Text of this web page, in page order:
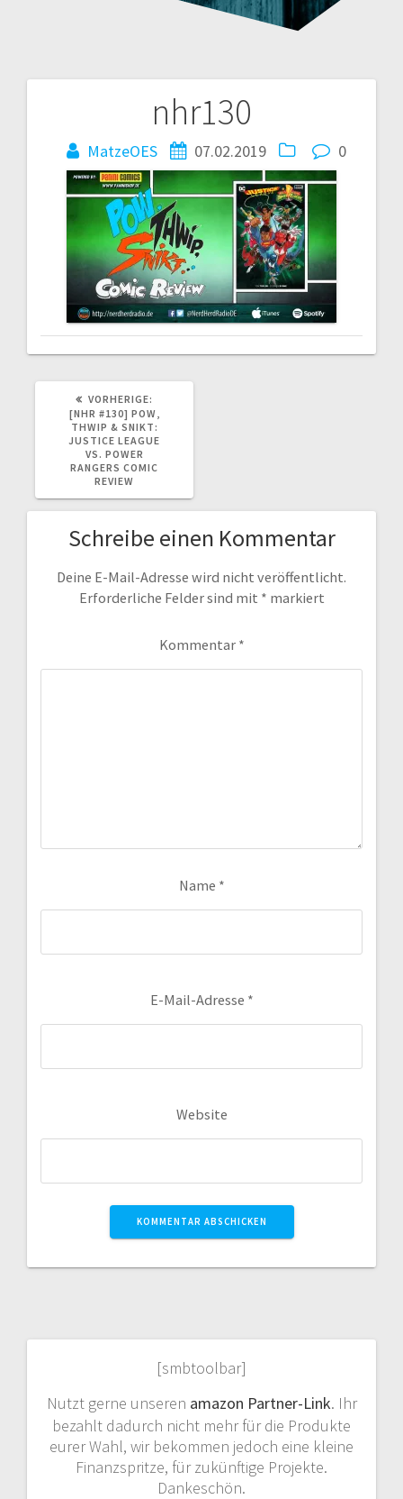
nhr130
MatzeOES 07.02.2019 0
Beitragsnavigation
VORHERIGE:
BEITRAG:
[NHR #130] POW,
THWIP & SNIKT:
JUSTICE LEAGUE
VS. POWER
RANGERS COMIC
REVIEW
Schreibe einen Kommentar
Deine E-Mail-Adresse wird nicht veröffentlicht.
Erforderliche Felder sind mit * markiert
Kommentar *
Name *
E-Mail-Adresse *
Website
[smbtoolbar]
Nutzt gerne unseren amazon Partner-Link. Ihr
bezahlt dadurch nicht mehr für die Produkte
eurer Wahl, wir bekommen jedoch eine kleine
Finanzspritze, für zukünftige Projekte.
Dankeschön.